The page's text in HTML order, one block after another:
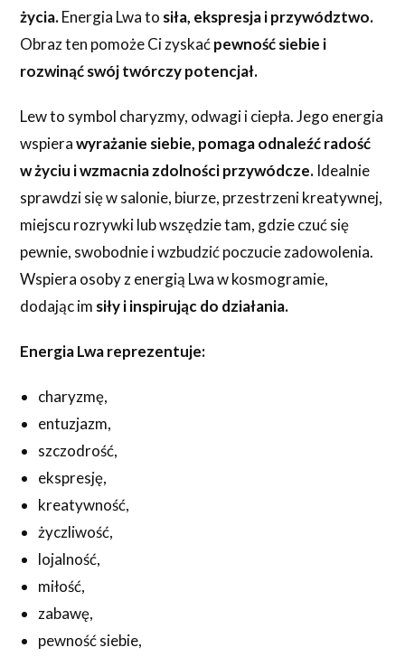
życia.Energia Lwa to siła, ekspresja i przywództwo.
Obraz ten pomoże Ci zyskaćpewność siebie i
rozwinąć swój twórczy potencjał.
Lew to symbol charyzmy, odwagi i ciepła. Jego energia
wspierawyrażanie siebie, pomaga odnaleźć radość
w życiu i wzmacnia zdolności przywódcze. Idealnie
sprawdzi się w salonie, biurze, przestrzeni kreatywnej,
miejscu rozrywki lub wszędzie tam, gdzie czuć się
pewnie, swobodnie i wzbudzić poczucie zadowolenia.
Wspiera osoby z energią Lwa w kosmogramie,
dodając im siły i inspirując do działania.
Energia Lwa reprezentuje:
charyzmę,
entuzjazm,
szczodrość,
ekspresję,
kreatywność,
życzliwość,
lojalność,
miłość,
zabawę,
pewność siebie,